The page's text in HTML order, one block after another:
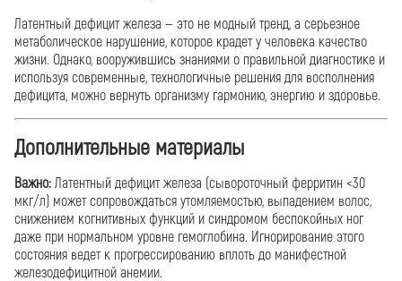
Латентный дефицит железа — это не модный тренд, а серьезное
метаболическое нарушение, которое крадет у человека качество
жизни. Однако, вооружившись знаниями о правильной диагностике и
используя современные, технологичные решения для восполнения
дефицита, можно вернуть организму гармонию, энергию и здоровье.
Дополнительные материалы
Важно: Латентный дефицит железа (сывороточный ферритин <30
мкг/л) может сопровождаться утомляемостью, выпадением волос,
снижением когнитивных функций и синдромом беспокойных ног
даже при нормальном уровне гемоглобина. Игнорирование этого
состояния ведет к прогрессированию вплоть до манифестной
железодефицитной анемии.